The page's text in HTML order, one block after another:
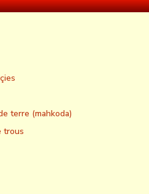
terre (mahkoda)
trous